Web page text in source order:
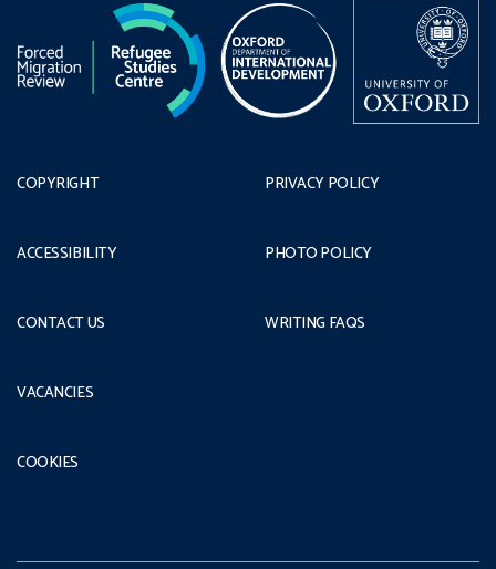
COPYRIGHT
ACCESSIBILITY
CONTACT US
PRIVACY POLICY
PHOTO POLICY
WRITING FAQS
VACANCIES
COOKIES